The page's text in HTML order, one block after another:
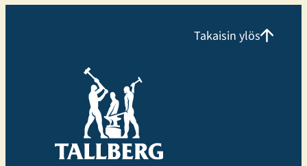
Takaisin ylös